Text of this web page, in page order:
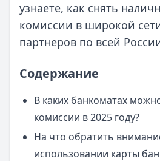
узнаете, как снять
комиссии в широкой
партнеров по всей
Содержание
В каких банкоматах
комиссии в 2025 году?
На что обратить
использовании карты